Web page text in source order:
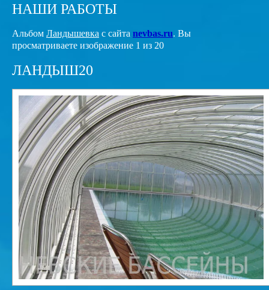
НАШИ РАБОТЫ
Альбом Ландышевка с сайта nevbas.ru. Вы
просматриваете изображение 1 из 20
ЛАНДЫШ20